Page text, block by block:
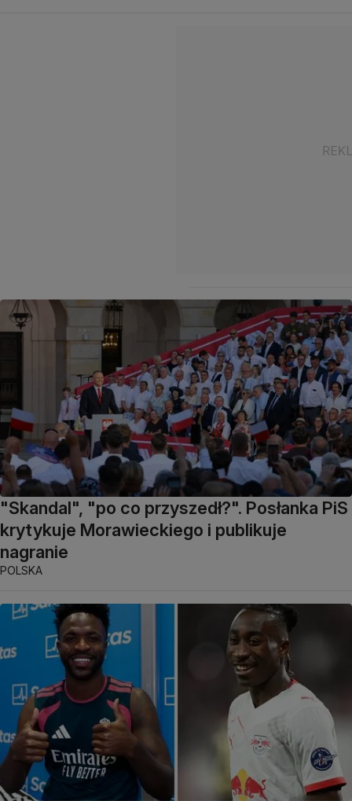
"Skandal", "po co przyszedł?". Posłanka PiS
krytykuje Morawieckiego i publikuje
nagranie
POLSKA